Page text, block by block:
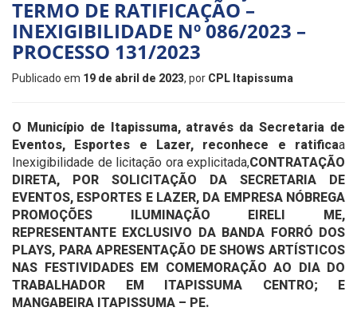
TERMO DE RATIFICAÇÃO –
INEXIGIBILIDADE Nº 086/2023 –
PROCESSO 131/2023
Publicado em 19 de abril de 2023, por CPL Itapissuma
O Município de Itapissuma, através da Secretaria de
Eventos, Esportes e Lazer, reconhece e ratificaa
Inexigibilidade de licitação ora explicitada,CONTRATAÇÃO
DIRETA, POR SOLICITAÇÃO DA SECRETARIA DE
EVENTOS, ESPORTES E LAZER, DA EMPRESA NÓBREGA
PROMOÇÕES ILUMINAÇÃO EIRELI ME,
REPRESENTANTE EXCLUSIVO DA BANDA FORRÓ DOS
PLAYS, PARA APRESENTAÇÃO DE SHOWS ARTÍSTICOS
NAS FESTIVIDADES EM COMEMORAÇÃO AO DIA DO
TRABALHADOR EM ITAPISSUMA CENTRO; E
MANGABEIRA ITAPISSUMA – PE.